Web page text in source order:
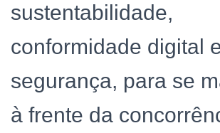
sustentabilidade,
conformidade digital
segurança, para se
à frente da